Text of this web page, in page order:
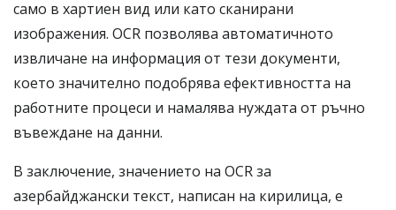
само в хартиен вид или като сканирани
изображения. OCR позволява автоматичното
извличане на информация от тези документи,
което значително подобрява ефективността на
работните процеси и намалява нуждата от ръчно
въвеждане на данни.
В заключение, значението на OCR за
азербайджански текст, написан на кирилица, е